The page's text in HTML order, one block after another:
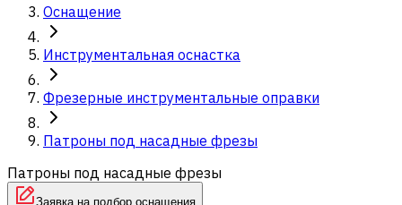
Оснащение
Инструментальная оснастка
Фрезерные инструментальные оправки
Патроны под насадные фрезы
Патроны под насадные фрезы
Заявка на подбор оснащения